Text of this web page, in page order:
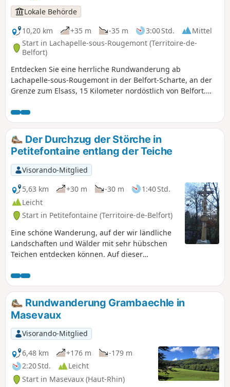
Lokale Behörde
10,20 km
+35 m -35 m 3:00 Std.
Mittel
Start in Lachapelle-sous-Rougemont (Territoire-de-
Belfort)
Entdecken Sie eine herrliche Rundwanderung ab
Lachapelle-sous-Rougemont in der Belfort-Scharte, an der
Grenze zum Elsass, 15 Kilometer nordöstlich von Belfort.
und herrlichen Wäldern, ohne die Storchennester in
Petitefontaine zu vergessen. Am Lac de la Seigneurie
können Sie eine Rast einlegen. Genießen Sie die
außergewöhnliche Aussicht auf die Südvogesen und das
Schweizer Jura. Ideal für Wanderfreunde, die den Reichtum
der Natur und das kulturelle Erbe der Region entdecken
möchten. Die Route ist ausgeschildert.
Der Durchzug der Störche in
Petitefontaine entlang der Teiche
Visorando-Mitglied
5,63 km
+30 m -30 m
1:40 Std.
Leicht
Start in Petitefontaine (Territoire-de-Belfort)
Eine schöne Wanderung, auf der wir ländliche
Landschaften und Wälder mit sehr hübschen
Teichen entdecken können. Auf dieser
wenig Asphalt. Die Rundwanderung ist mit
einem Roten Ring markiert.
Rundwanderung Grambaechle in
Masevaux
Visorando-Mitglied
6,48 km
+176 m
-179 m
2:20 Std.
Leicht
Start in Masevaux (Haut-Rhin)